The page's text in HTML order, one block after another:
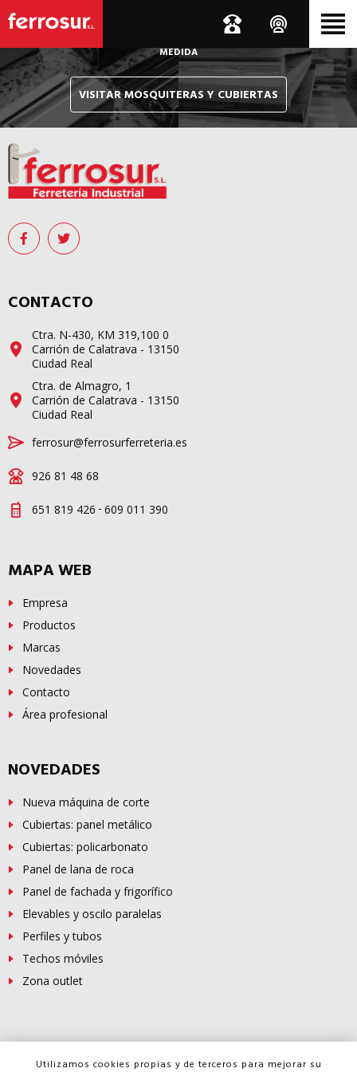
Le hacemos llegar, allí donde esté, y en tiempo récord,
sus pedidos de mosquiteras y sistemas de cubiertas confeccionados A
MEDIDA
VISITAR MOSQUITERAS Y CUBIERTAS
CONTACTO
Ctra. N-430, KM 319,100 0
Carrión de Calatrava - 13150
Ciudad Real
Ctra. de Almagro, 1
Carrión de Calatrava - 13150
Ciudad Real
ferrosur@ferrosurferreteria.es
926 81 48 68
651 819 426 - 609 011 390
MAPA WEB
Empresa
Productos
Marcas
Novedades
Contacto
Área profesional
NOVEDADES
Nueva máquina de corte
Cubiertas: panel metálico
Cubiertas: policarbonato
Panel de lana de roca
Panel de fachada y frigorífico
Elevables y oscilo paralelas
Perfiles y tubos
Techos móviles
Zona outlet
© Copyright - FERROSUR2026
Utilizamos cookies propias y de terceros para mejorar su